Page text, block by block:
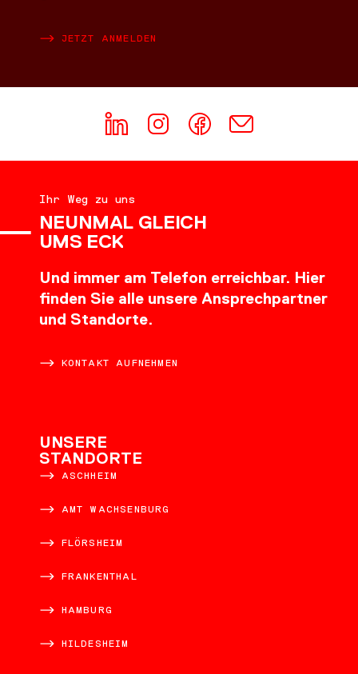
JETZT ANMELDEN
Ihr Weg zu uns
NEUNMAL GLEICH
UMS ECK
Und immer am Telefon erreichbar. Hier
finden Sie alle unsere Ansprechpartner
und Standorte.
KONTAKT AUFNEHMEN
UNSERE
STANDORTE
ASCHHEIM
AMT WACHSENBURG
FLÖRSHEIM
FRANKENTHAL
HAMBURG
HILDESHEIM